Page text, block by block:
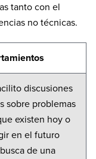
tanto con el
no técnicas.
discusiones
sobre problemas
existen hoy o
en el futuro
de una